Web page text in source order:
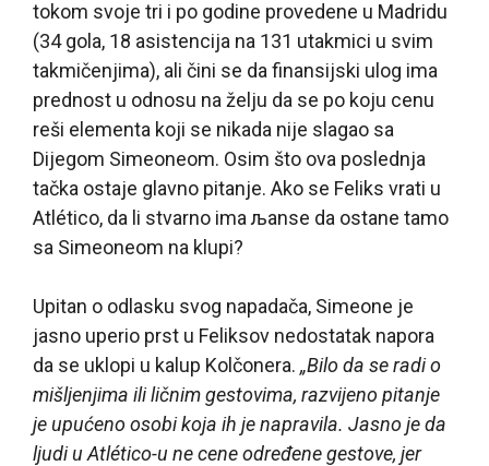
tokom svoje tri i po godine provedene u Madridu
(34 gola, 18 asistencija na 131 utakmici u svim
takmičenjima), ali čini se da finansijski ulog ima
prednost u odnosu na želju da se po koju cenu
reši elementa koji se nikada nije slagao sa
Dijegom Simeoneom. Osim što ova poslednja
tačka ostaje glavno pitanje. Ako se Feliks vrati u
Atlético, da li stvarno ima љanse da ostane tamo
sa Simeoneom na klupi?
Upitan o odlasku svog napadača, Simeone je
jasno uperio prst u Feliksov nedostatak napora
da se uklopi u kalup Kolčonera. „Bilo da se radi o
mišljenjima ili ličnim gestovima, razvijeno pitanje
je upućeno osobi koja ih je napravila. Jasno je da
ljudi u Atlético-u ne cene određene gestove, jer